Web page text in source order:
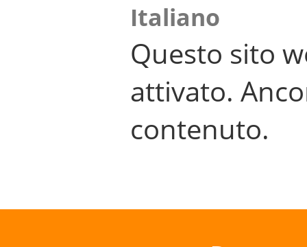
Italiano
Questo sito
attivato.
contenuto.